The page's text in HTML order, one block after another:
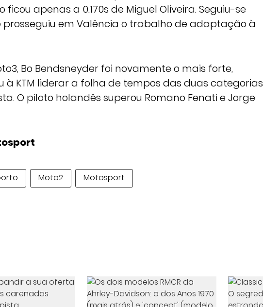
apenas a 0.170s de Miguel Oliveira. Seguiu-se
prosseguiu em Valência o trabalho de adaptação à
Bo Bendsneyder foi novamente o mais forte,
à KTM liderar a folha de tempos das duas categorias
O piloto holandês superou Romano Fenati e Jorge
Moto2 Motosport